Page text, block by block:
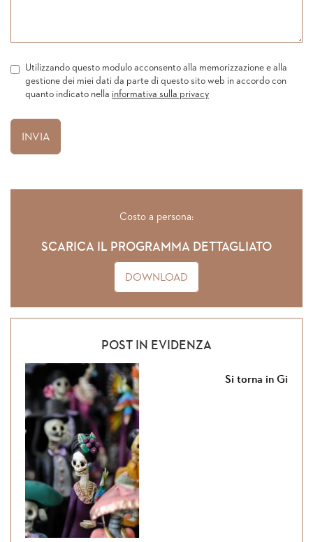
Utilizzando questo modulo acconsento alla memorizzazione e alla
gestione dei miei dati da parte di questo sito web in accordo con
quanto indicato nella informativa sulla privacy
Costo a persona:
SCARICA IL PROGRAMMA DETTAGLIATO
DOWNLOAD
POST IN EVIDENZA